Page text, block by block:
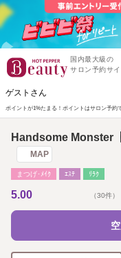
国内最大級の
サロン予約サイ
ゲストさん
ポイントが1%たまる！ ポイントはサロン予約
Handsome Monster
MAP
まつげ･ﾒｲｸ ｴｽﾃ ﾘﾗｸ
5.00 （30件）